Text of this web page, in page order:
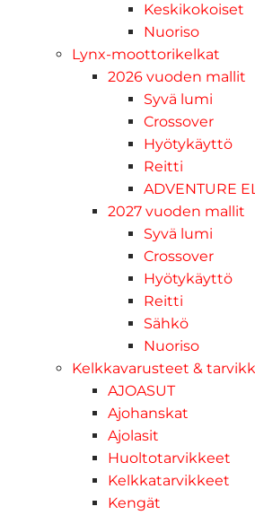
Keskikokoiset
Nuoriso
Lynx-moottorikelkat
2026 vuoden mallit
Syvä lumi
Crossover
Hyötykäyttö
Reitti
ADVENTURE
2027 vuoden mallit
Syvä lumi
Crossover
Hyötykäyttö
Reitti
Sähkö
Nuoriso
Kelkkavarusteet &
AJOASUT
Ajohanskat
Ajolasit
Huoltotarvikkeet
Kelkkatarvikkeet
Kengät